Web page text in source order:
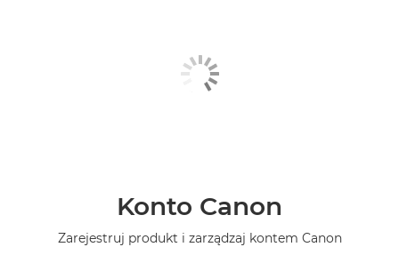
Konto Canon
Zarejestruj produkt i zarządzaj kontem Canon